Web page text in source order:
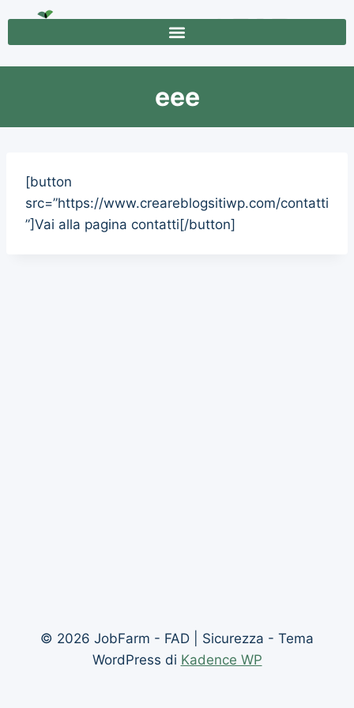
eee
[button
src=”https://www.creareblogsitiwp.com/contatti
”]Vai alla pagina contatti[/button]
© 2026 JobFarm - FAD | Sicurezza - Tema
WordPress di Kadence WP